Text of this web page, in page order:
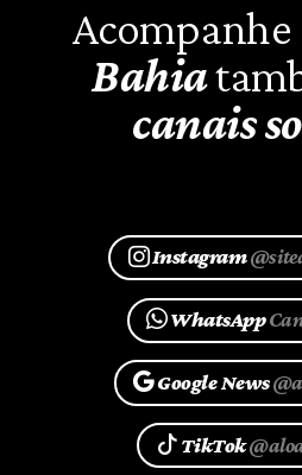
Bahia
canais
Instagram
WhatsApp
Google News
TikTok